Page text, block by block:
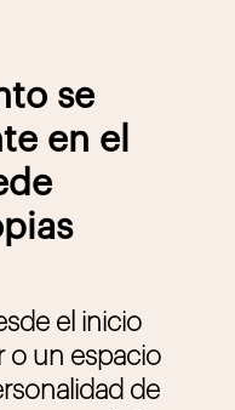
se
en el
el inicio
o un espacio
de